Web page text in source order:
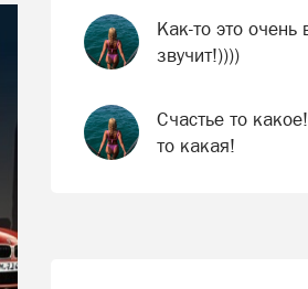
Как-то это
звучит!))))
Счастье то
то какая!